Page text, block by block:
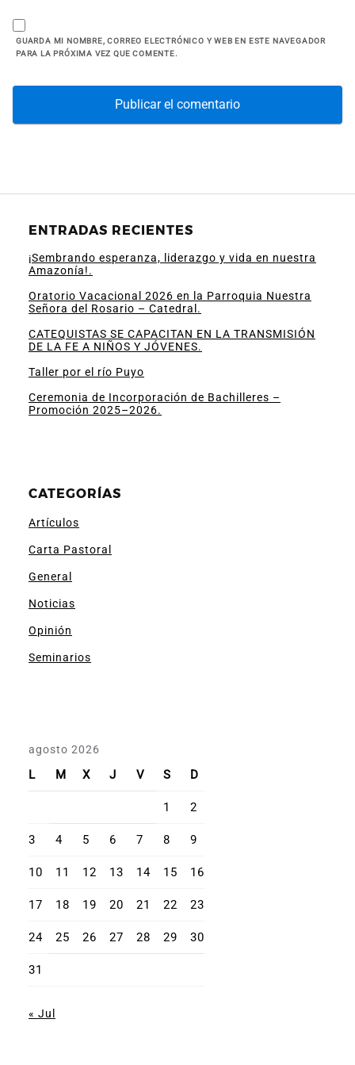
GUARDA MI NOMBRE, CORREO ELECTRÓNICO Y WEB EN ESTE NAVEGADOR
PARA LA PRÓXIMA VEZ QUE COMENTE.
ENTRADAS RECIENTES
¡Sembrando esperanza, liderazgo y vida en nuestra
Amazonía!.
Oratorio Vacacional 2026 en la Parroquia Nuestra
Señora del Rosario – Catedral.
CATEQUISTAS SE CAPACITAN EN LA TRANSMISIÓN
DE LA FE A NIÑOS Y JÓVENES.
Taller por el río Puyo
Ceremonia de Incorporación de Bachilleres –
Promoción 2025–2026.
CATEGORÍAS
Artículos
Carta Pastoral
General
Noticias
Opinión
Seminarios
agosto 2026
L M X J V S D
1 2
3 4 5 6 7 8 9
10 11 12 13 14 15 16
17 18 19 20 21 22 23
24 25 26 27 28 29 30
31
« Jul